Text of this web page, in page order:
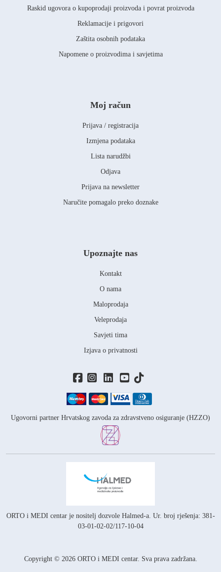
Raskid ugovora o kupoprodaji proizvoda i povrat proizvoda
Reklamacije i prigovori
Zaštita osobnih podataka
Napomene o proizvodima i savjetima
Moj račun
Prijava / registracija
Izmjena podataka
Lista narudžbi
Odjava
Prijava na newsletter
Naručite pomagalo preko doznake
Copyright © 2026 ORTO i MEDI centar. Sva prava zadržana.
Ugovorni partner Hrvatskog zavoda za zdravstveno osiguranje (HZZO)
ORTO i MEDI centar je nositelj dozvole Halmed-a. Ur. broj rješenja: 381-
03-01-02-02/117-10-04
Upoznajte nas
Kontakt
O nama
Maloprodaja
Veleprodaja
Savjeti tima
Izjava o privatnosti